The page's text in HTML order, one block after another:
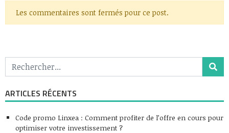
Les commentaires sont fermés pour ce post.
ARTICLES RÉCENTS
Code promo Linxea : Comment profiter de l’offre en cours pour
optimiser votre investissement ?